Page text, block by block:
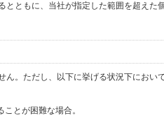
ともに、当社が指定した範囲を超えた
。ただし、以下に挙げる状況下におい
とが困難な場合。